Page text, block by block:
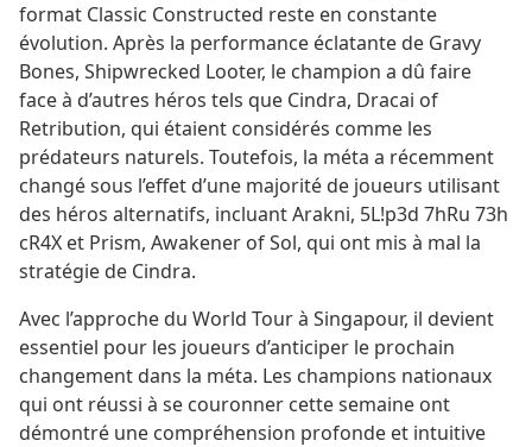
format Classic Constructed reste en constante
évolution. Après la performance éclatante de Gravy
Bones, Shipwrecked Looter, le champion a dû faire
face à d’autres héros tels que Cindra, Dracai of
Retribution, qui étaient considérés comme les
prédateurs naturels. Toutefois, la méta a récemment
changé sous l’effet d’une majorité de joueurs utilisant
des héros alternatifs, incluant Arakni, 5L!p3d 7hRu 73h
cR4X et Prism, Awakener of Sol, qui ont mis à mal la
stratégie de Cindra.
Avec l’approche du World Tour à Singapour, il devient
essentiel pour les joueurs d’anticiper le prochain
changement dans la méta. Les champions nationaux
qui ont réussi à se couronner cette semaine ont
démontré une compréhension profonde et intuitive